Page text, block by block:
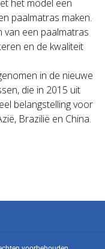
het model een
paalmatras maken.
van een paalmatras
en de kwaliteit
in de nieuwe
die in 2015 uit
belangstelling voor
Brazilië en China.